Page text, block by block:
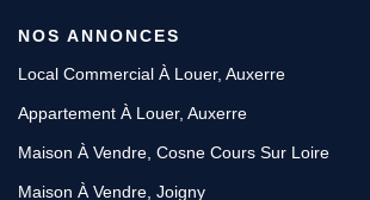
NOS ANNONCES
Local Commercial À Louer, Auxerre
Appartement À Louer, Auxerre
Maison À Vendre, Cosne Cours Sur Loire
Maison À Vendre, Joigny